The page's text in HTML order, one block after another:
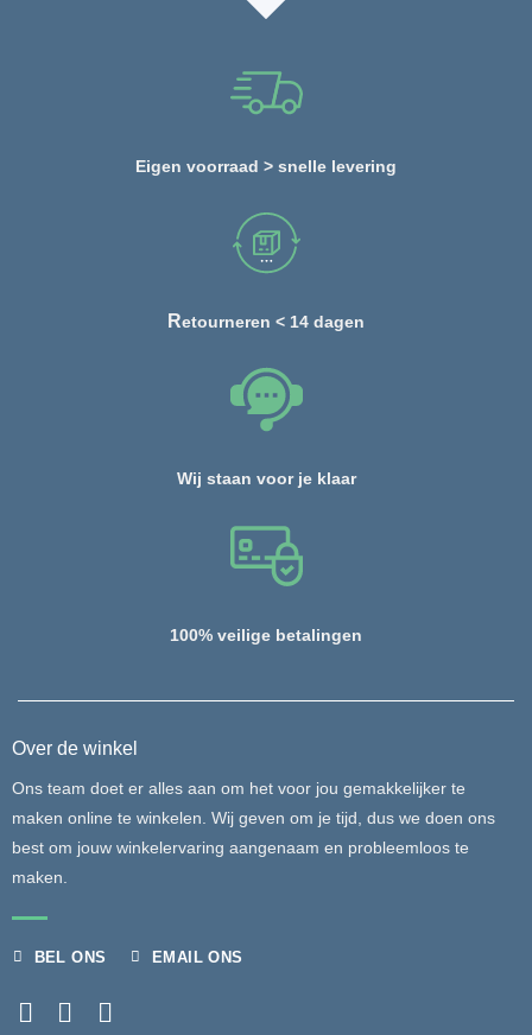
Eigen voorraad > snelle levering
Retourneren < 14 dagen
Wij staan voor je klaar
100% veilige betalingen
Over de winkel
Ons team doet er alles aan om het voor jou gemakkelijker te
maken online te winkelen. Wij geven om je tijd, dus we doen ons
best om jouw winkelervaring aangenaam en probleemloos te
maken.
BEL ONS EMAIL ONS